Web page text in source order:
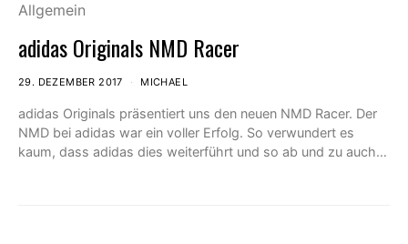
Allgemein
adidas Originals NMD Racer
29. DEZEMBER 2017 MICHAEL
adidas Originals präsentiert uns den neuen NMD Racer. Der
NMD bei adidas war ein voller Erfolg. So verwundert es
kaum, dass adidas dies weiterführt und so ab und zu auch…